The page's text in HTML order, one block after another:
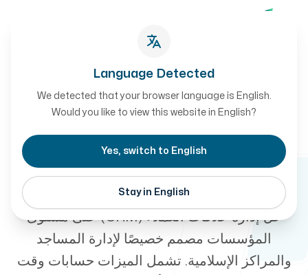
Language Detected
We detected that your browser language is English.
Would you like to view this website in English?
Yes, switch to English
Stay in English
أعمالنا
من نحن
دراسة حالة
-
مواقيت CRM - نظام
إدارة المساجد
حل إدارة علاقات العملاء (CRM) على مستوى
المؤسسات مصمم خصيصًا لإدارة المساجد
والمراكز الإسلامية. تشمل الميزات حسابات وقت